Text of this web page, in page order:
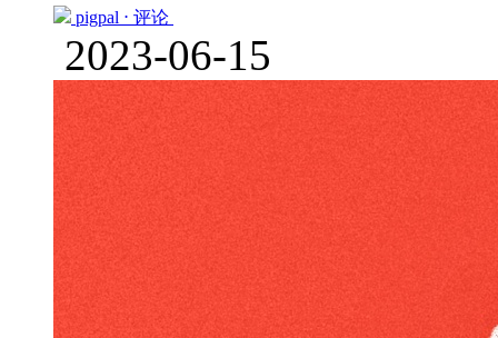
pigpal ⋅ 评论
2023-06-15